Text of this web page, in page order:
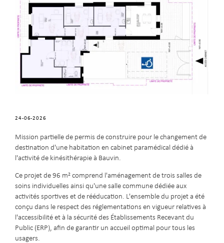
24-06-2026
Mission partielle de permis de construire pour le changement de
destination d'une habitation en cabinet paramédical dédié à
l'activité de kinésithérapie à Bauvin.
Ce projet de 96 m² comprend l'aménagement de trois salles de
soins individuelles ainsi qu'une salle commune dédiée aux
activités sportives et de rééducation. L'ensemble du projet a été
conçu dans le respect des réglementations en vigueur relatives à
l'accessibilité et à la sécurité des Établissements Recevant du
Public (ERP), afin de garantir un accueil optimal pour tous les
usagers.